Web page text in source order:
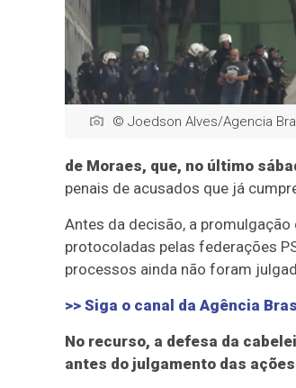
© Joedson Alves/Agencia
de Moraes, que, no último
penais de acusados que já
Antes da decisão, a
protocoladas pelas federações
processos ainda não foram
>> Siga o canal da Agência
No recurso, a defesa da
antes do julgamento das